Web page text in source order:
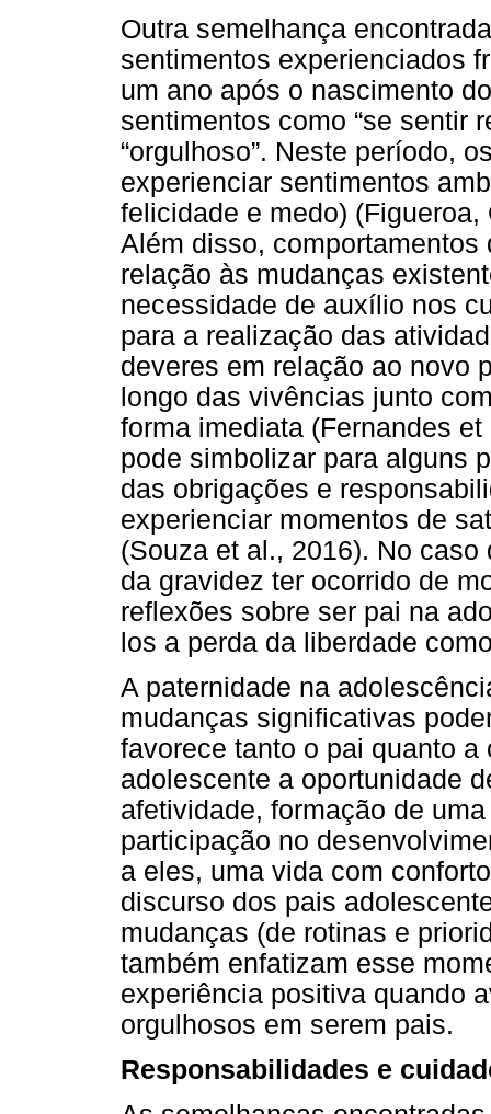
Outra semelhança
sentimentos experienciados
um ano após o nascimento
sentimentos como “se sentir
“orgulhoso”. Neste período,
experienciar sentimentos
felicidade e medo)
Além disso,
relação às mudanças
necessidade de auxílio nos
para a realização das
deveres em relação ao novo
longo das vivências junto
forma imediata (Fernandes
pode simbolizar para alguns
das obrigações e
experienciar momentos de
(Souza et al., 2016). No
da gravidez ter ocorrido de
reflexões sobre ser pai na
los a perda da liberdade
A paternidade na
mudanças significativas
favorece tanto o pai quanto
adolescente a oportunidade
afetividade, formação de
participação no
a eles, uma vida com
discurso dos pais
mudanças (de rotinas e
também enfatizam esse
experiência positiva quando
orgulhosos em serem pais.
Responsabilidades e